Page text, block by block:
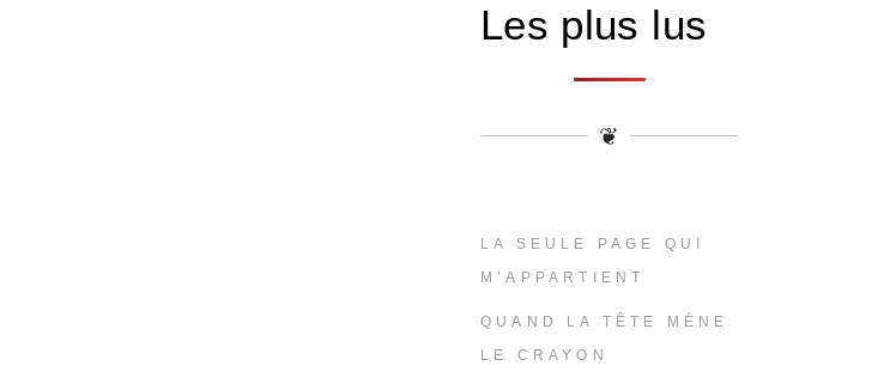
Les plus lus
❦
LA SEULE PAGE QUI
M’APPARTIENT
QUAND LA TÊTE MÈNE
LE CRAYON